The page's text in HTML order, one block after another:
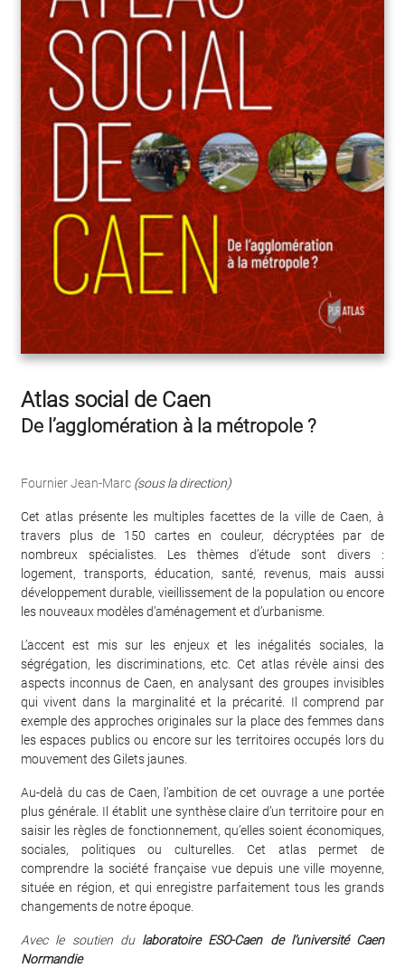
Atlas social de Caen
De l’agglomération à la métropole ?
Fournier Jean-Marc (sous la direction)
Cet atlas présente les multiples facettes de la ville de Caen, à
travers plus de 150 cartes en couleur, décryptées par de
nombreux spécialistes. Les thèmes d’étude sont divers :
logement, transports, éducation, santé, revenus, mais aussi
développement durable, vieillissement de la population ou encore
les nouveaux modèles d’aménagement et d’urbanisme.
L’accent est mis sur les enjeux et les inégalités sociales, la
ségrégation, les discriminations, etc. Cet atlas révèle ainsi des
aspects inconnus de Caen, en analysant des groupes invisibles
qui vivent dans la marginalité et la précarité. Il comprend par
exemple des approches originales sur la place des femmes dans
les espaces publics ou encore sur les territoires occupés lors du
mouvement des Gilets jaunes.
Au-delà du cas de Caen, l’ambition de cet ouvrage a une portée
plus générale. Il établit une synthèse claire d’un territoire pour en
saisir les règles de fonctionnement, qu’elles soient économiques,
sociales, politiques ou culturelles. Cet atlas permet de
comprendre la société française vue depuis une ville moyenne,
située en région, et qui enregistre parfaitement tous les grands
changements de notre époque.
Avec le soutien du laboratoire ESO-Caen de l’université Caen
Normandie